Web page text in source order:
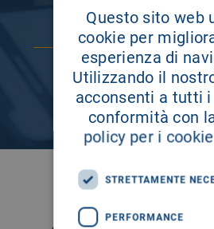
SEGUICI
Questo sito web
cookie per
esperienza di
Utilizzando il
acconsenti a tutti
conformità con
policy per i
STRETTAMENTE
PERFORMANCE